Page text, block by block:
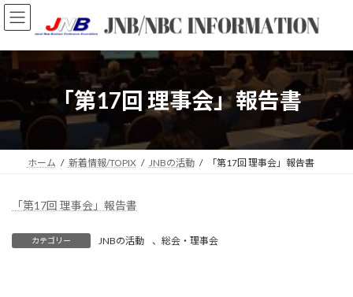
コ
ン
ン
キ
ッ
プ
ナ
ビ
ー
に
移
動
「第17回 理事会」報告書
ホーム 新着情報/TOPIX JNBの活動 「第17回 理事会」報告書
「第17回 理事会」報告書
カテゴリー JNBの活動 、 総会・理事会